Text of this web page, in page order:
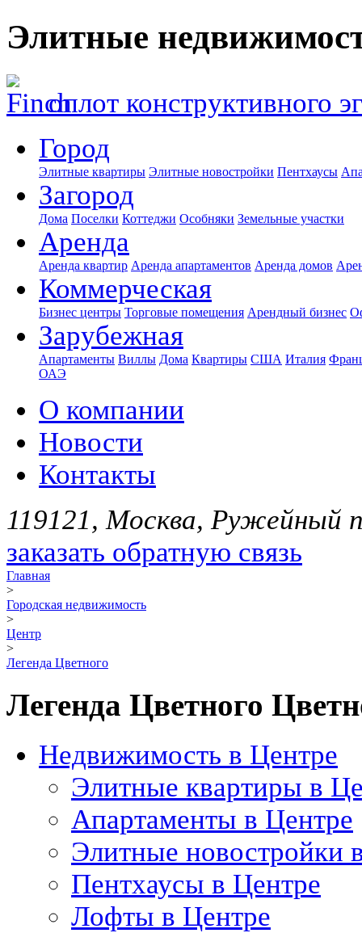
Элитные
оплот конструктивного
Город
Элитные квартиры Элитные новостройки Пентхаусы
Загород
Дома Поселки Коттеджи Особняки Земельные участки
Аренда
Аренда квартир Аренда апартаментов Аренда домов
Коммерческая
Бизнес центры Торговые помещения Арендный бизнес
Зарубежная
Апартаменты Виллы Дома Квартиры США Италия
ОАЭ
О компании
Новости
Контакты
119121, Москва, Ружейный
заказать обратную связь
Главная
>
Городская недвижимость
>
Центр
>
Легенда Цветного
Легенда Цветного
Недвижимость в Центре
Элитные квартиры в
Апартаменты в Центре
Элитные новостройки
Пентхаусы в Центре
Лофты в Центре